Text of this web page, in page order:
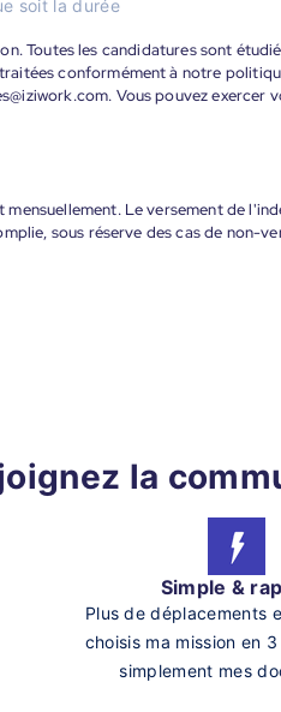
soit la durée
Toutes les candidatures sont
conformément à notre
Vous pouvez exercer
Le versement de
sous réserve des cas de non-
la
Simple &
Plus de déplacements
choisis ma mission en
simplement mes